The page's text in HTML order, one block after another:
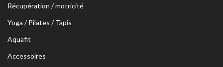
Récupération / motricité
Yoga / Pilates / Tapis
Aquafit
Accessoires